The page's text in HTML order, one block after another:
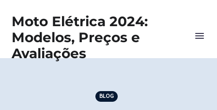
Moto Elétrica 2024:
Modelos, Preços e
Avaliações
BLOG